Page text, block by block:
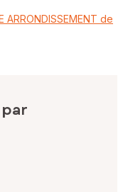
ARRONDISSEMENT de